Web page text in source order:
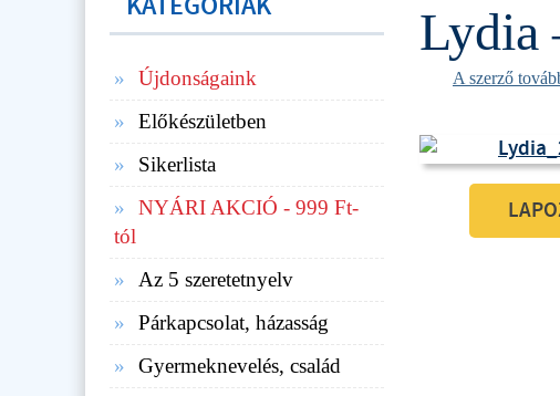
Lydia
A szerző
Újdonságaink
Előkészületben
Sikerlista
NYÁRI AKCIÓ - 999 Ft-
tól
Az 5 szeretetnyelv
Párkapcsolat, házasság
Gyermeknevelés, család